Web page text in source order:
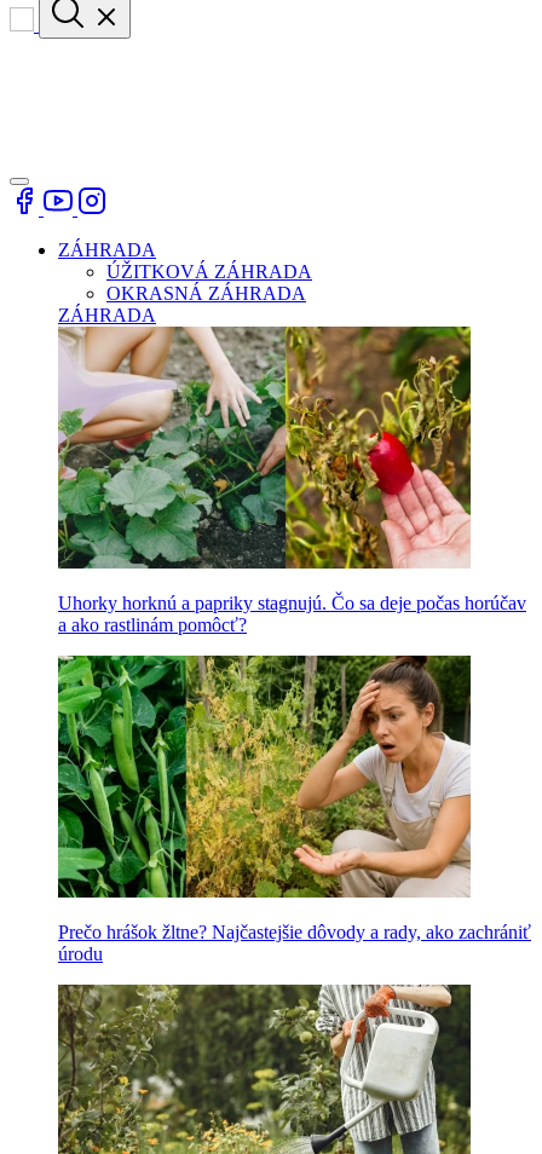
ZÁHRADA
ÚŽITKOVÁ ZÁHRADA
OKRASNÁ ZÁHRADA
ZÁHRADA
Uhorky horknú a papriky stagnujú. Čo sa deje počas horúčav
a ako rastlinám pomôcť?
Prečo hrášok žltne? Najčastejšie dôvody a rady, ako zachrániť
úrodu